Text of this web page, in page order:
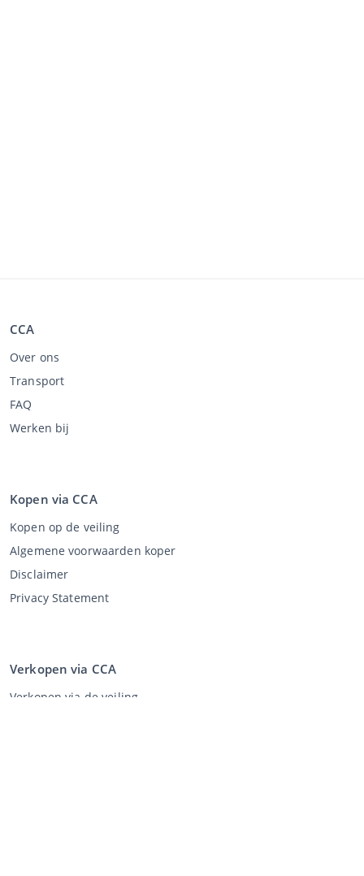
CCA
Over ons
Transport
FAQ
Werken bij
Kopen via CCA
Kopen op de veiling
Algemene voorwaarden koper
Disclaimer
Privacy Statement
Verkopen via CCA
Verkopen via de veiling